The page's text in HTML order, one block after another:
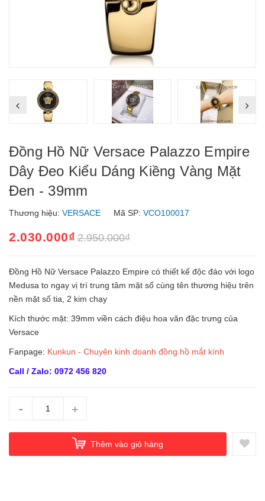
Đồng Hồ Nữ Versace Palazzo Empire
Dây Đeo Kiểu Dáng Kiềng Vàng Mặt
Đen - 39mm
Thương hiệu: VERSACE Mã SP: VCO100017
2.030.000₫ 2.950.000₫
Đồng Hồ Nữ Versace Palazzo Empire có thiết kế độc đáo với logo
Medusa to ngay vị trí trung tâm mặt số cùng tên thương hiệu trên
nền mặt số tia, 2 kim chạy
Kích thước mặt: 39mm viền cách điệu hoa văn đặc trưng của
Versace
Fanpage: Kunkun - Chuyên kinh doanh đồng hồ mắt kính
Call / Zalo: 0972 456 820
- +
Thêm vào giỏ hàng